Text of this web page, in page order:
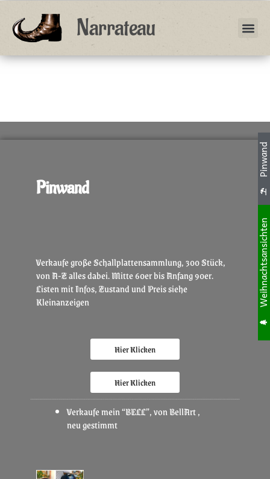
Inhalt
springen
Narrateau
Weihnachtsansichten
Pinwand
Pinwand
Verkaufe große Schallplattensammlung, 300 Stück,
von A-Z alles dabei. Mitte 60er bis Anfang 90er.
Listen mit Infos, Zustand und Preis siehe
Kleinanzeigen
Hier Klicken
Hier Klicken
Verkaufe mein “BELL”, von BellArt ,
neu gestimmt